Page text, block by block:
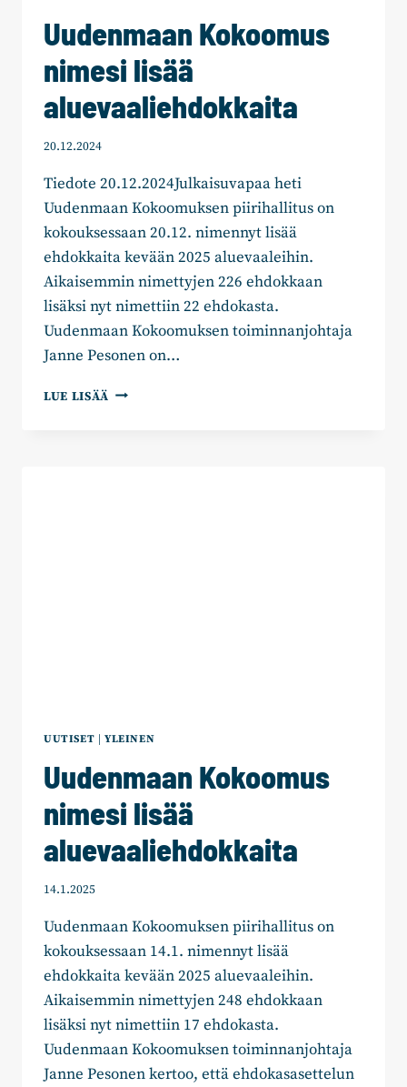
Uudenmaan Kokoomus
nimesi lisää
aluevaaliehdokkaita
20.12.2024
Tiedote 20.12.2024Julkaisuvapaa heti
Uudenmaan Kokoomuksen piirihallitus on
kokouksessaan 20.12. nimennyt lisää
ehdokkaita kevään 2025 aluevaaleihin.
Aikaisemmin nimettyjen 226 ehdokkaan
lisäksi nyt nimettiin 22 ehdokasta.
Uudenmaan Kokoomuksen toiminnanjohtaja
Janne Pesonen on…
LUE LISÄÄ UUDENMAAN
UUTISET YLEINEN
Uudenmaan Kokoomus
nimesi lisää
aluevaaliehdokkaita
14.1.2025
Uudenmaan Kokoomuksen piirihallitus on
kokouksessaan 14.1. nimennyt lisää
ehdokkaita kevään 2025 aluevaaleihin.
Aikaisemmin nimettyjen 248 ehdokkaan
lisäksi nyt nimettiin 17 ehdokasta.
Uudenmaan Kokoomuksen toiminnanjohtaja
Janne Pesonen kertoo, että ehdokasasettelun